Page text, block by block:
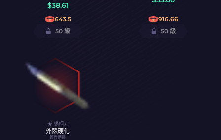
$38.61
643.5
50 級
916.66
50 級
★ 繩柄刀
外殼硬化
輕微磨損